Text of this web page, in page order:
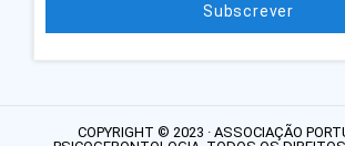
Subscrever
COPYRIGHT © 2023 · ASSOCIAÇÃO